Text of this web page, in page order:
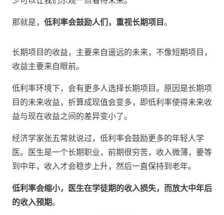
那就是， 低利率会鼓励人们，重视长期项目。
长期项目的收益，主要来自遥远的未来，不像短期项目，
收益主要来自眼前。
低利率环境下，会有更多人选择长期项目。原因是长期项
目的未来收益，折算成现值会变多，即低利率使得未来收
益与现在收益之间的差异变小了。
经济学家张五常就说过，低利率会鼓励更多的年轻人学
医。医生是一个长期职业，前期很穷苦，收入微薄，要等
到中年，收入才会稳步上升，然后一直保持到老年。
低利率会缩小，医生在学徒期的收入损失，而放大中年后
的收入预期。